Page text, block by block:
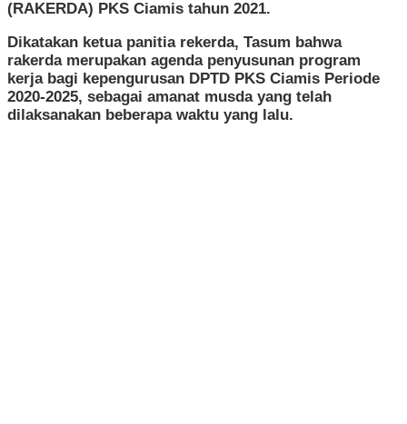
(RAKERDA) PKS Ciamis tahun 2021.
Dikatakan ketua panitia rekerda, Tasum bahwa
rakerda merupakan agenda penyusunan program
kerja bagi kepengurusan DPTD PKS Ciamis Periode
2020-2025, sebagai amanat musda yang telah
dilaksanakan beberapa waktu yang lalu.